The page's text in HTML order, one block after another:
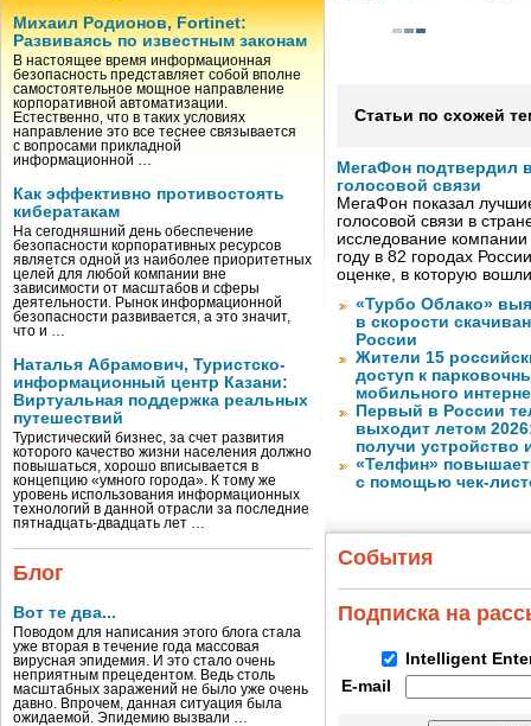
Михаил Родионов, Fortinet:
Развиваясь по известным законам
В настоящее время информационная
безопасность представляет собой вполне
самостоятельное мощное направление
корпоративной автоматизации.
Естественно, что в таких условиях
направление это все теснее связывается
с вопросами прикладной
информационной …
Как эффективно противостоять
кибератакам
На сегодняшний день обеспечение
безопасности корпоративных ресурсов
является одной из наиболее приоритетных
целей для любой компании вне
зависимости от масштабов и сферы
деятельности. Рынок информационной
безопасности развивается, а это значит,
что и …
Наталья Абрамович, Туристско-
информационный центр Казани:
Виртуальная поддержка реальных
путешествий
Туристический бизнес, за счет развития
которого качество жизни населения должно
повышаться, хорошо вписывается в
концепцию «умного города». К тому же
уровень использования информационных
технологий в данной отрасли за последние
пятнадцать-двадцать лет …
Блог
Вот те два...
Поводом для написания этого блога стала
уже вторая в течение года массовая
вирусная эпидемия. И это стало очень
неприятным прецедентом. Ведь столь
масштабных заражений не было уже очень
давно. Впрочем, данная ситуация была
ожидаемой. Эпидемию вызвали …
Статьи по схожей
МегаФон подтвердил
голосовой связи
МегаФон показал
голосовой связи в
исследование
году в 82 городах
оценке, в которую
«Турбо Облако»
в скорости
России
Жители 15
доступ к
мобильного
Первый в России
выходит летом
получи устройство
«Телфин» повышает
с помощью чек-
События
Подписка на
Intelligent
E-mail